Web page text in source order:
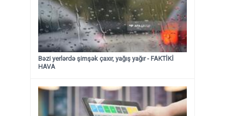
Bəzi yerlərdə şimşək çaxır, yağış yağır - FAKTİKİ
HAVA